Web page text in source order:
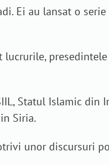
Ei au lansat o
Statul Islamic din
Siria.
unor discursuri